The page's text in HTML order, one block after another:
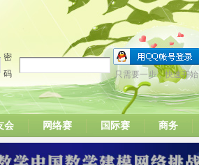
密
码
只需要一步，快速开始
会 网络赛 国际赛 商务